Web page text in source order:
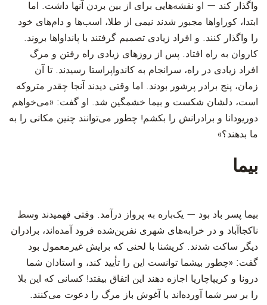
واگذار کند — او نقشه‌هایی برای از بین بردن آنها داشت. اما
ابتدا، کوراواها مجبور شدند نیمی از طلا، اسب‌ها و دام‌های خود
را واگذار کنند. و افراد زیادی تصمیم گرفتند با پانداواها بروند.
کاروان به راه افتاد. پس از روزهای زیادی راه رفتن و مرگ
افراد زیادی در راه، سرانجام به کاندواپراستا رسیدند. تا آن
زمان، پنج برادر پرشور بودند. اما وقتی دیدند آنجا چقدر متروکه
است، دلشان شکست و بیما خشمگین شد. او گفت: «می‌خواهم
دوریودانا و برادرانش را بکشم! چطور می‌توانند چنین مکانی را به
ما بدهند؟»
بیما
‫بیما پسر باد بود — یک‌باره به پرواز درآمد. وقتی فهمیدند وسط
ناکجاآباد و در خرابه‌های شهری نفرین‌شده فرود آمده‌اند، برادران
دیگر ساکت شدند. کریشنا با لحنی که برایش غیرمعمول بود
گفت: «چطور بیشما توانست این را تأیید کند، و استادان شما
درونا و کریپاچاریا اجازه دهند این اتفاق بیفتد! کسانی که این بلا
را بر سر شما آورده‌اند با آغوش باز مرگ را دعوت می‌کنند.